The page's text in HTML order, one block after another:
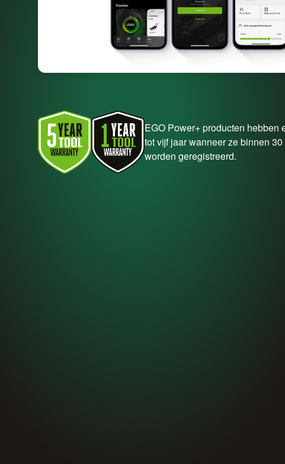
EGO Power+ producten hebben
tot vijf jaar wanneer ze binnen
worden geregistreerd.